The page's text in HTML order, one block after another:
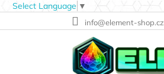
Select Language ▼
na
info@element-shop.cz